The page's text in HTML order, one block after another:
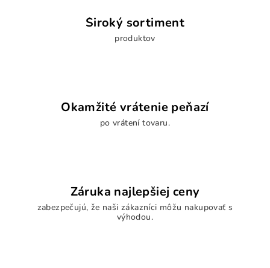
Široký sortiment
produktov
Okamžité vrátenie peňazí
po vrátení tovaru.
Záruka najlepšiej ceny
zabezpečujú, že naši zákazníci môžu nakupovať s
výhodou.